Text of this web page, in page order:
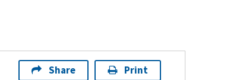
Share Print